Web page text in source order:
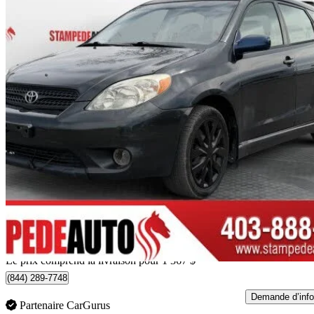
2005 Toyota Matrix
XR 283 226 km
6 267 $ Prix
0 $/mois env.
Livraison à domicile de Calgary, AB
Le prix comprend la livraison pour 1 367 $
(844) 289-7748
Partenaire CarGurus
Demande d’info